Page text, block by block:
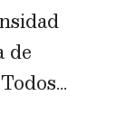
de